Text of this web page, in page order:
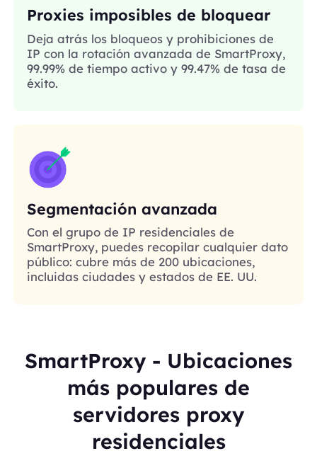
Proxies imposibles de bloquear
Deja atrás los bloqueos y prohibiciones de
IP con la rotación avanzada de SmartProxy,
99.99% de tiempo activo y 99.47% de tasa de
éxito.
Segmentación avanzada
Con el grupo de IP residenciales de
SmartProxy, puedes recopilar cualquier dato
público: cubre más de 200 ubicaciones,
incluidas ciudades y estados de EE. UU.
SmartProxy - Ubicaciones
más populares de
servidores proxy
residenciales